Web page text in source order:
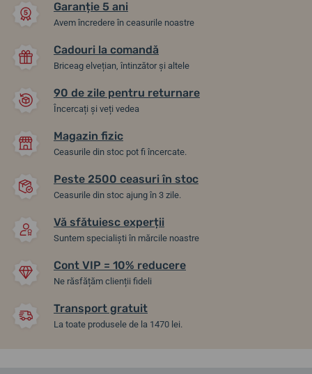
Garanție 5 ani
Avem încredere în ceasurile noastre
Cadouri la comandă
Briceag elvețian, întinzător și altele
90 de zile pentru returnare
Încercați și veți vedea
Magazin fizic
Ceasurile din stoc pot fi încercate.
Peste 2500 ceasuri în stoc
Ceasurile din stoc ajung în 3 zile.
Vă sfătuiesc experții
Suntem specialiști în mărcile noastre
Cont VIP = 10% reducere
Ne răsfățăm clienții fideli
Transport gratuit
La toate produsele de la 1470 lei.